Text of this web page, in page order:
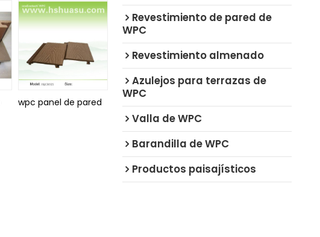
wpc panel de pared
Revestimiento de pared de
WPC
Revestimiento almenado
Azulejos para terrazas de
WPC
Valla de WPC
Barandilla de WPC
Productos paisajísticos